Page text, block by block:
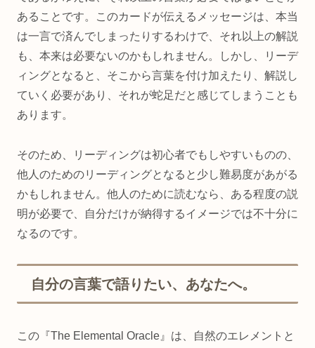
あることです。このカードが伝えるメッセージは、本当
は一言で済んでしまったりするわけで、それ以上の解説
も、本来は必要ないのかもしれません。しかし、リーデ
ィングとなると、そこから言葉を付け加えたり、解説し
ていく必要があり、それが蛇足だと感じてしまうことも
あります。
そのため、リーディングは初心者でもしやすいものの、
他人のためのリーディングとなると少し難易度があがる
かもしれません。他人のために読むなら、ある程度の説
明が必要で、自分だけが納得するイメージでは不十分に
なるのです。
自分の言葉で語りたい、あなたへ。
この『The Elemental Oracle』は、自然のエレメントと